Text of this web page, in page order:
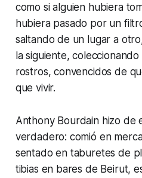
como si alguien hubiera
hubiera pasado por un
saltando de un lugar a
la siguiente,
rostros, convencidos de
que vivir.
Anthony Bourdain hizo de
verdadero: comió en
sentado en taburetes de
tibias en bares de Beirut,